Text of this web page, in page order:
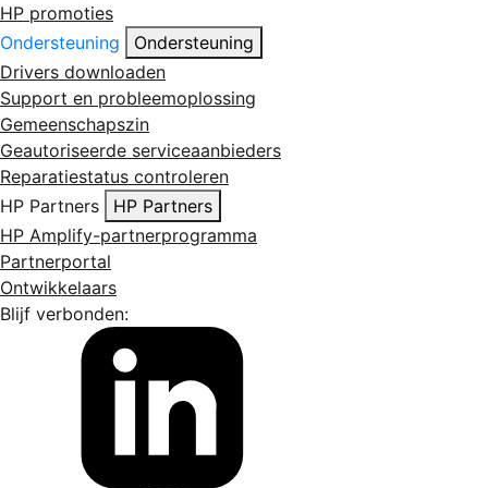
HP promoties
Ondersteuning
Ondersteuning
Drivers downloaden
Support en probleemoplossing
Gemeenschapszin
Geautoriseerde serviceaanbieders
Reparatiestatus controleren
HP Partners
HP Partners
HP Amplify-partnerprogramma
Partnerportal
Ontwikkelaars
Blijf verbonden: